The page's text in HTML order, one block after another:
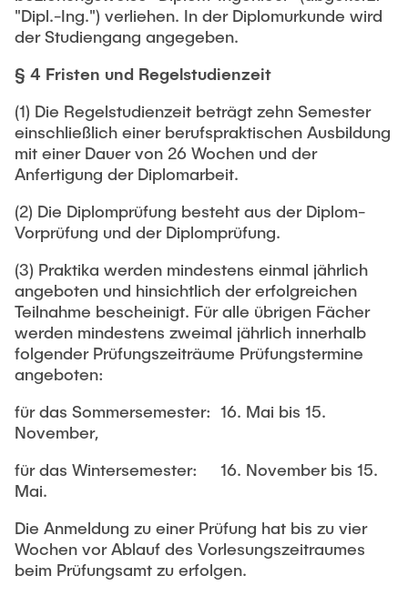
"Dipl.-Ing.") verliehen. In der Diplomurkunde wird
der Studiengang angegeben.
§ 4 Fristen und Regelstudienzeit
(1) Die Regelstudienzeit beträgt zehn Semester
einschließlich einer berufspraktischen Ausbildung
mit einer Dauer von 26 Wochen und der
Anfertigung der Diplomarbeit.
(2) Die Diplomprüfung besteht aus der Diplom-
Vorprüfung und der Diplomprüfung.
(3) Praktika werden mindestens einmal jährlich
angeboten und hinsichtlich der erfolgreichen
Teilnahme bescheinigt. Für alle übrigen Fächer
werden mindestens zweimal jährlich innerhalb
folgender Prüfungszeiträume Prüfungstermine
angeboten:
für das Sommersemester: 16. Mai bis 15.
November,
für das Wintersemester: 16. November bis 15.
Mai.
Die Anmeldung zu einer Prüfung hat bis zu vier
Wochen vor Ablauf des Vorlesungszeitraumes
beim Prüfungsamt zu erfolgen.